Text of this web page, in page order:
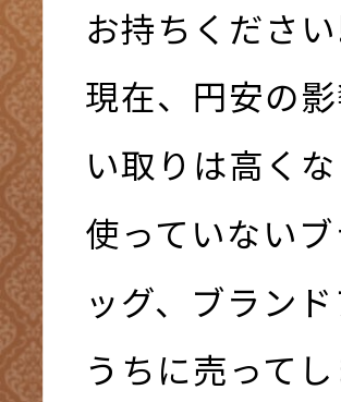
お持ちくださ
現在、円安の
い取りは高く
使っていない
ッグ、ブラン
うちに売って